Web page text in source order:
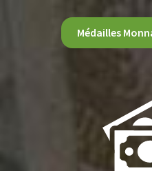
Médailles